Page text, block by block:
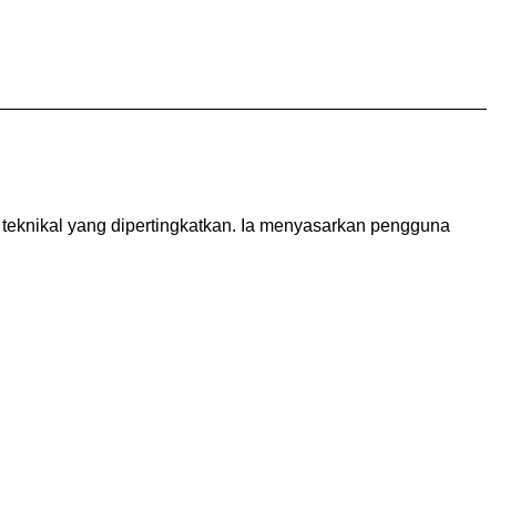
yang dipertingkatkan. Ia menyasarkan pengguna